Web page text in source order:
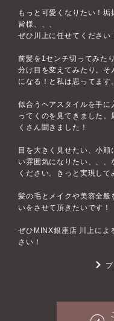
もっと可愛くなりたい！
皆様、、、
ぜひ川上に任せてください
前髪を1センチ切ってみた
分け目を変えてみたり。そ
になる！と私は思ってます。
似合うヘアスタイルを手に
ってくのを見てきました
くさん聞きました！
目を大きく見せたい、小
い雰囲気になりたい、、、
ください。きっと実現して
髪の毛とメイクや美容全
いをさせて頂きたいです！
ぜひMINX銀座店 川上によ
さい！